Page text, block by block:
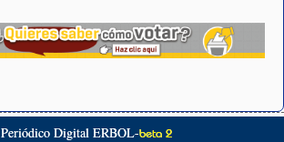
Periódico Digital ERBOL-beta 2